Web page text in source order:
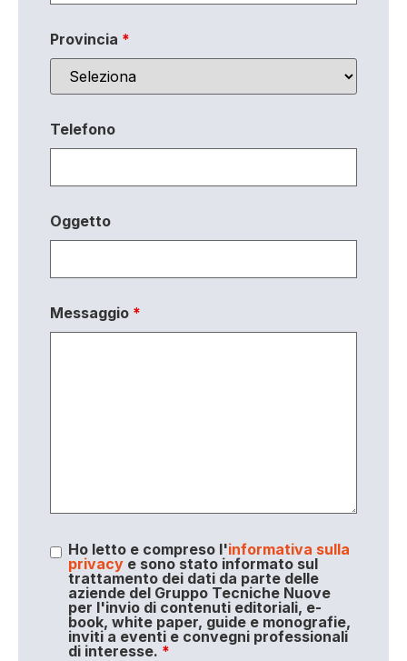
Provincia *
Telefono
Oggetto
Messaggio *
Ho letto e compreso l'informativa sulla
privacye sono stato informato sul
trattamento dei dati da parte delle
aziende del Gruppo Tecniche Nuove
per l'invio di contenuti editoriali, e-
book, white paper, guide e monografie,
inviti a eventi e convegni professionali
di interesse. *